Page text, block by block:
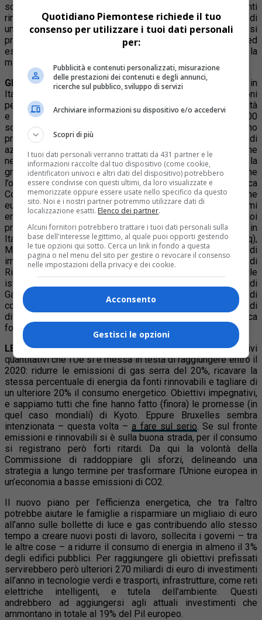
sostenibile dell’energia e sulle opportunità offerte dalle fonti
rinnovabili. In molti casi è previsto il coinvolgimento diretto di
università, autorità locali, associazioni, imprese e degli stessi
produttori di energia. Anche Torino sarà sede di dibattiti ed
esposizioni: il 13 e il 14 aprile il Lingotto Fiere ospiterà la
manifestazione“Affidabilità e tecnologie”.
GLI APPUNTAMENTI ITALIANI.L’evento torinese è l’unico in
Italia dedicato esclusivamente alle tecnologie e alle soluzioni
per innovare, per abbattere i costi e incrementare produttività
e affidabilità. Il padiglione fieristico ospiterà circa 200
società, con l’esposizione di tecnologie, e strumenti. Sono
previsti 8 convegni e 25 seminari pratici, dove le grandi
aziende del settore presenteranno i loro prodotti. Ma anche
nel resto del Paese non mancheranno gli appuntamenti con la
green economy. Certo, fa un po’ effetto vedere come
l’organizzatore di uno degli eventi più importanti sia la Coca
Cola, eppure la multinazionale statunitense (versione
europea) è riuscita nell’ultimo triennio a ridurre i consumi
energetici tra il 10 e il 19%. Per questo
dei suoi
principali stabilimenti italiani: Nogara (Vr) già all’avanguardia in
Italia nell’utilizzo di energie alternative, Oricola (Aq),
Marcianise (Ce), Elmas (Ca) e lo stabilimento di
imbottigliamento delle acque minerali Fonti del Vulture di
Rionero (Pz). Per la prima volta, inoltre, alla presenza delle
istituzioni locali, sarà aperto al pubblico lo stabilimento di
Gaglianico, che sarà dotato nel 2011 di un impianto di
cogenerazione (produzione e consumo contemporaneo di
diverse forme di energia secondaria partendo da un’unica
fonte).
LE PROPOSTE DI BRUXELLES.Sono tre gli obiettivi
quantitativi che l’Ue si è messa in testa di raggiungere entro il
2020: ridurre le emissioni di gas serra del 20%, ricavare la
stessa percentuale di energia da fonti rinnovabili e tagliare di
un ulteriore 20% il consumo energetico. Obiettivi impegnativi,
e sappiamo tutti che fine hanno fatto (finora) le promesse (in
quel caso mondiali) di Kyoto. Eppure Bruxelles sembra
intenzionata – questa volta –a fare sul serio. Se sul fronte
emissioni e rinnovabili si è sulla buona strada, per il consumo
si registrano però forti ritardi. Da qui la volontà della
Commissione di raddoppiare gli sforzi, delineando una
strategia a lungo termine per trasformare l’Unione europea in
un’economia a basse emissioni di CO2.
Il nuovo piano per l’efficienza energetica, che tra l’altro
potrebbe aiutare le famiglie a risparmiare un migliaio di euro
all’anno sulle bollette di luce e gas contribuendo allo stesso
tempo a creare nuovi posti di lavoro, sollecita i governi – tra
le altre cose – a ridurre il consumo di energia in almeno il 3%
degli edifici pubblici. Per raggiungere gli obiettivi prefissati
servirebbero però ulteriori 270 miliardi di euro di investimenti
all’anno in tecnologie verdi e trasporti, infrastrutture, come reti
elettriche intelligenti, e tutela dell’ambiente. Questi
andrebbero ad aggiungersi agli attuali investimenti che
ammontano in totale al 19% del Pil europeo.
Quotidiano Piemontese richiede il tuo
consenso per utilizzare i tuoi dati personali
per:
Pubblicità e contenuti personalizzati, misurazione
delle prestazioni dei contenuti e degli annunci,
ricerche sul pubblico, sviluppo di servizi
Archiviare informazioni su dispositivo e/o accedervi
Scopri di più
I tuoi dati personali verranno trattati da 431 partner e le
informazioni raccolte dal tuo dispositivo (come cookie,
identificatori univoci e altri dati del dispositivo) potrebbero
essere condivise con questi ultimi, da loro visualizzate e
memorizzate oppure essere usate nello specifico da questo
sito. Noi e i nostri partner potremmo utilizzare dati di
localizzazione esatti. Elenco dei partner.
Alcuni fornitori potrebbero trattare i tuoi dati personali sulla
base dell'interesse legittimo, al quale puoi opporti gestendo
le tue opzioni qui sotto. Cerca un link in fondo a questa
pagina o nel menu del sito per gestire o revocare il consenso
nelle impostazioni della privacy e dei cookie.
Acconsento
Gestisci le opzioni